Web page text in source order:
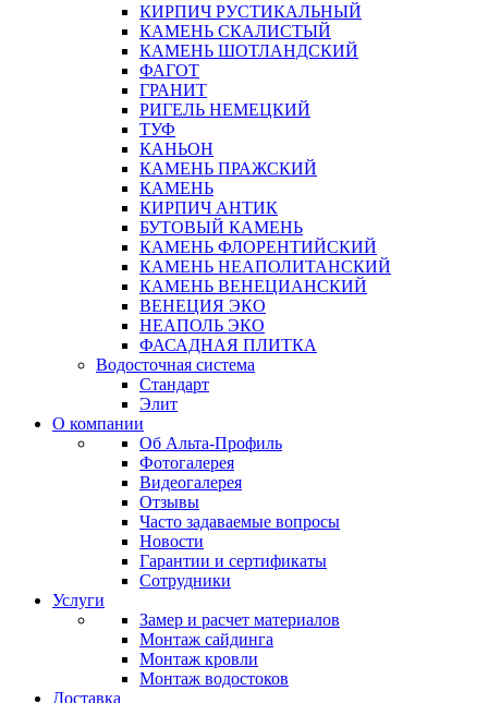
КИРПИЧ РУСТИКАЛЬНЫЙ
КАМЕНЬ СКАЛИСТЫЙ
КАМЕНЬ ШОТЛАНДСКИЙ
ФАГОТ
ГРАНИТ
РИГЕЛЬ НЕМЕЦКИЙ
ТУФ
КАНЬОН
КАМЕНЬ ПРАЖСКИЙ
КАМЕНЬ
КИРПИЧ АНТИК
БУТОВЫЙ КАМЕНЬ
КАМЕНЬ ФЛОРЕНТИЙСКИЙ
КАМЕНЬ НЕАПОЛИТАНСКИЙ
КАМЕНЬ ВЕНЕЦИАНСКИЙ
ВЕНЕЦИЯ ЭКО
НЕАПОЛЬ ЭКО
ФАСАДНАЯ ПЛИТКА
Водосточная система
Стандарт
Элит
О компании
Об Альта-Профиль
Фотогалерея
Видеогалерея
Отзывы
Часто задаваемые вопросы
Новости
Гарантии и сертификаты
Сотрудники
Услуги
Замер и расчет материалов
Монтаж сайдинга
Монтаж кровли
Монтаж водостоков
Доставка